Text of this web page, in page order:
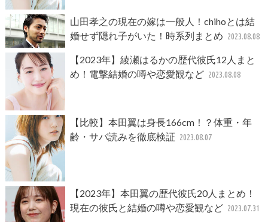
山田孝之の現在の嫁は一般人！chihoとは結
婚せず隠れ子がいた！時系列まとめ 2023.08.08
【2023年】綾瀬はるかの歴代彼氏12人まと
め！電撃結婚の噂や恋愛観など 2023.08.08
【比較】本田翼は身長166cm！？体重・年
齢・サバ読みを徹底検証 2023.08.07
【2023年】本田翼の歴代彼氏20人まとめ！
現在の彼氏と結婚の噂や恋愛観など 2023.07.31